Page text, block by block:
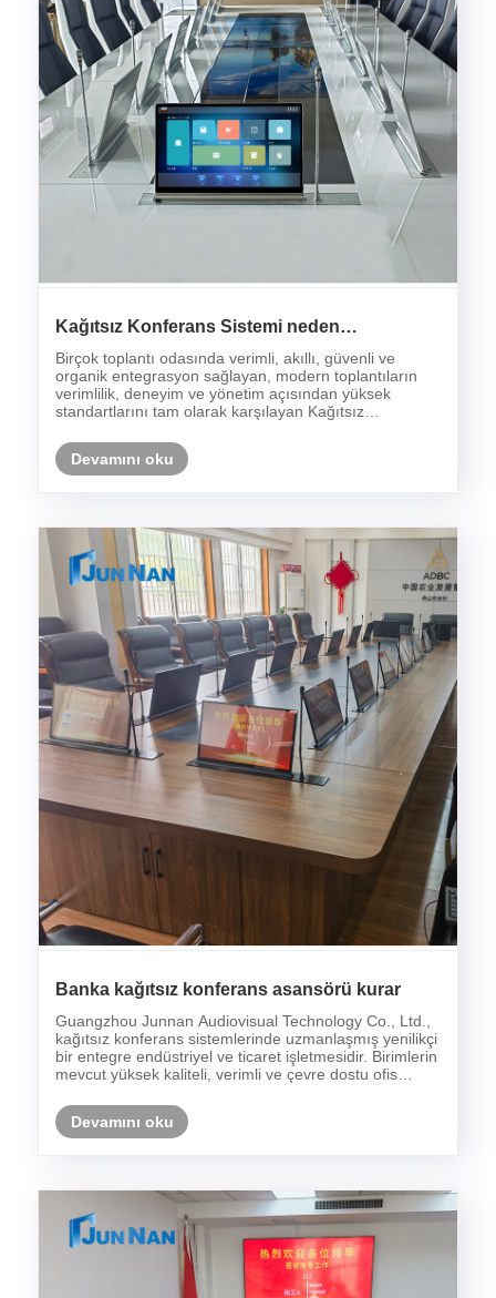
Kağıtsız Konferans Sistemi neden
günümüzde modern konferans masaları için
en iyi seçim haline geldi?
Birçok toplantı odasında verimli, akıllı, güvenli ve
organik entegrasyon sağlayan, modern toplantıların
verimlilik, deneyim ve yönetim açısından yüksek
standartlarını tam olarak karşılayan Kağıtsız
masasını yeri doldurulamayacak en optimal çözüm
halin......
Devamını oku
Banka kağıtsız konferans asansörü kurar
Guangzhou Junnan Audiovisual Technology Co., Ltd.,
kağıtsız konferans sistemlerinde uzmanlaşmış yenilikçi
bir entegre endüstriyel ve ticaret işletmesidir. Birimlerin
mevcut yüksek kaliteli, verimli ve çevre dostu ofis
okullar, hastaneler ve işle......
Devamını oku